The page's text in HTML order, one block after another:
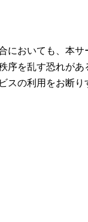
においても、本サ
序を乱す恐れがあ
スの利用をお断り